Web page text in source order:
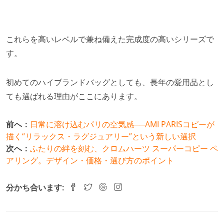
これらを高いレベルで兼ね備えた完成度の高いシリーズで
す。
初めてのハイブランドバッグとしても、長年の愛用品とし
ても選ばれる理由がここにあります。
前へ： 日常に溶け込むパリの空気感──AMI PARISコピーが
描く“リラックス・ラグジュアリー”という新しい選択
次へ： ふたりの絆を刻む、クロムハーツ スーパーコピー ペ
アリング。デザイン・価格・選び方のポイント
分かち合います: